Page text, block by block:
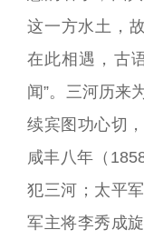
这一方水土，
在此相遇，古
闻”。三河历来
续宾图功心切
咸丰八年（
犯三河；太平
军主将李秀成